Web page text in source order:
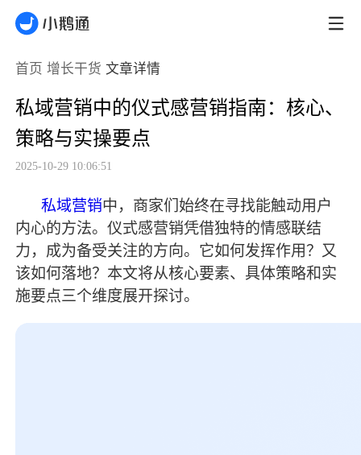
首页 增长干货 文章详情
私域营销中的仪式感营销指南：核心、
策略与实操要点
2025-10-29 10:06:51
私域营销中，商家们始终在寻找能触动用户
内心的方法。仪式感营销凭借独特的情感联结
力，成为备受关注的方向。它如何发挥作用？又
该如何落地？本文将从核心要素、具体策略和实
施要点三个维度展开探讨。